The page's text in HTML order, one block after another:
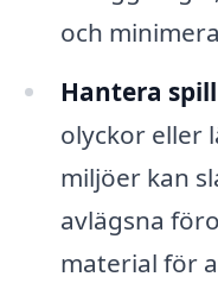
och
Hantera
olyckor eller
miljöer kan
avlägsna
material för